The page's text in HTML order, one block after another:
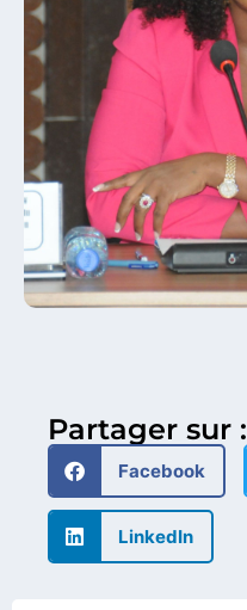
Partager sur :
Facebook
LinkedIn